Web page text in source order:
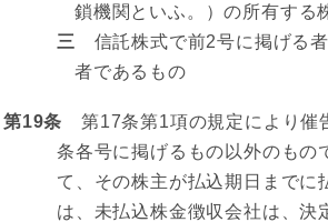
鎖機関といふ。）の所有する
三
信託株式で前2号に掲げる
者であるもの
第19条 第17条第1項の規定により催
条各号に掲げるもの以外のもの
て、その株主が払込期日までに
は、未払込株金徴収会社は、決